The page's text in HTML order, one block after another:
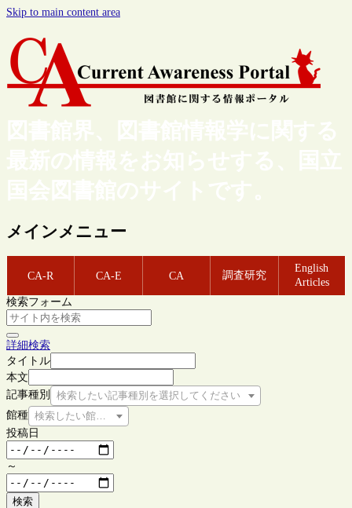
Skip to main content area
図書館界、図書館情報学に関する
最新の情報をお知らせする、国立
国会図書館のサイトです。
メインメニュー
CA-R CA-E CA 調査研究
English
Articles
検索フォーム
詳細検索
タイトル
本文
記事種別
検索したい記事種別を選択してください
館種 検索したい館種を選択してください
投稿日
～
検索